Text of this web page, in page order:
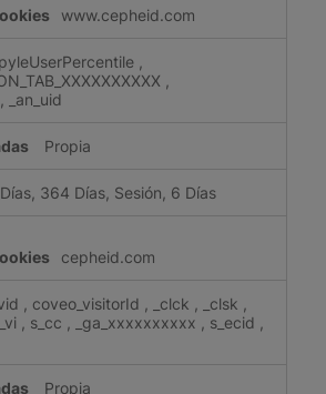
www.cepheid.com
,
,
, _an_uid
Propia
364 Días, Sesión, 6 Días
cepheid.com
, coveo_visitorId , _clck , _clsk ,
, s_cc , _ga_xxxxxxxxxx , s_ecid ,
Propia